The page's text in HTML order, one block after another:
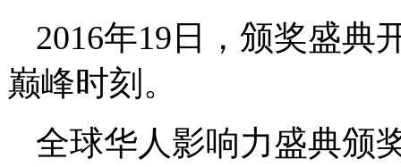
2016年19日，颁奖盛典
巅峰时刻。
全球华人影响力盛典颁